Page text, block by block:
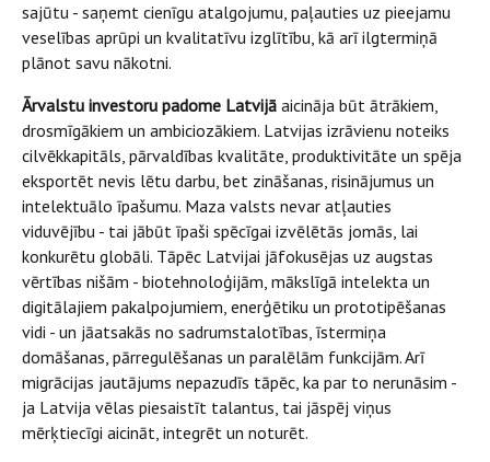
sajūtu - saņemt cienīgu atalgojumu, paļauties uz pieejamu
veselības aprūpi un kvalitatīvu izglītību, kā arī ilgtermiņā
plānot savu nākotni.
Ārvalstu investoru padome Latvijā aicināja būt ātrākiem,
drosmīgākiem un ambiciozākiem. Latvijas izrāvienu noteiks
cilvēkkapitāls, pārvaldības kvalitāte, produktivitāte un spēja
eksportēt nevis lētu darbu, bet zināšanas, risinājumus un
intelektuālo īpašumu. Maza valsts nevar atļauties
viduvējību - tai jābūt īpaši spēcīgai izvēlētās jomās, lai
konkurētu globāli. Tāpēc Latvijai jāfokusējas uz augstas
vērtības nišām - biotehnoloģijām, mākslīgā intelekta un
digitālajiem pakalpojumiem, enerģētiku un prototipēšanas
vidi - un jāatsakās no sadrumstalotības, īstermiņa
domāšanas, pārregulēšanas un paralēlām funkcijām. Arī
migrācijas jautājums nepazudīs tāpēc, ka par to nerunāsim -
ja Latvija vēlas piesaistīt talantus, tai jāspēj viņus
mērķtiecīgi aicināt, integrēt un noturēt.